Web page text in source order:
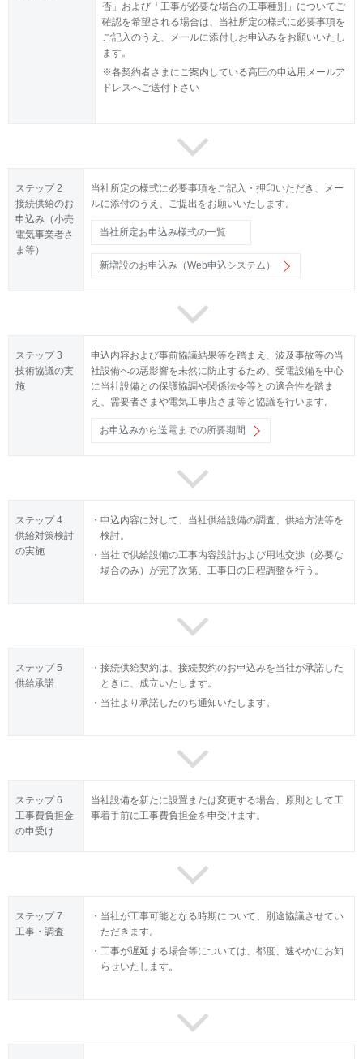
否」および「工事が必要な場合の工事種別」についてご
確認を希望される場合は、当社所定の様式に必要事項を
ご記入のうえ、メールに添付しお申込みをお願いいたし
ます。
※各契約者さまにご案内している高圧の申込用メールア
ドレスへご送付下さい
ステップ 2
接続供給のお
申込み（小売
電気事業者さ
ま等）
当社所定の様式に必要事項をご記入・押印いただき、メー
ルに添付のうえ、ご提出をお願いいたします。
当社所定お申込み様式の一覧
新増設のお申込み（Web申込システム）
ステップ 3
技術協議の実
施
申込内容および事前協議結果等を踏まえ、波及事故等の当
社設備への悪影響を未然に防止するため、受電設備を中心
に当社設備との保護協調や関係法令等との適合性を踏ま
え、需要者さまや電気工事店さま等と協議を行います。
お申込みから送電までの所要期間
ステップ 4
供給対策検討
の実施
申込内容に対して、当社供給設備の調査、供給方法等を
検討。
当社で供給設備の工事内容設計および用地交渉（必要な
場合のみ）が完了次第、工事日の日程調整を行う。
ステップ 5
供給承諾
接続供給契約は、接続契約のお申込みを当社が承諾した
ときに、成立いたします。
当社より承諾したのち通知いたします。
ステップ 6
工事費負担金
の申受け
当社設備を新たに設置または変更する場合、原則として工
事着手前に工事費負担金を申受けます。
ステップ 7
工事・調査
当社が工事可能となる時期について、別途協議させてい
ただきます。
工事が遅延する場合等については、都度、速やかにお知
らせいたします。